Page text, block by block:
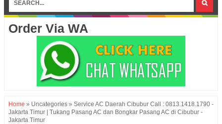
Order Via WA
Home » Uncategories » Service AC Daerah Cibubur Call : 0813.1418.1790 -
Jakarta Timur | Tukang Pasang AC dan Bongkar Pasang AC di Cibubur -
Jakarta Timur